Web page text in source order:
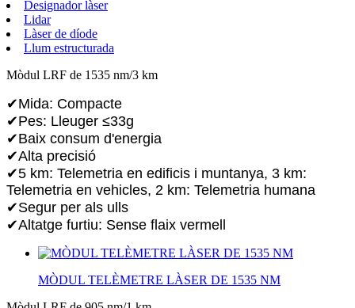
Designador làser
Lidar
Làser de díode
Llum estructurada
Mòdul LRF de 1535 nm/3 km
✔Mida: Compacte
✔Pes: Lleuger ≤33g
✔Baix consum d'energia
✔Alta precisió
✔5 km: Telemetria en edificis i muntanya, 3 km:
Telemetria en vehicles, 2 km: Telemetria humana
✔Segur per als ulls
✔Altatge furtiu: Sense flaix vermell
MÒDUL TELÈMETRE LÀSER DE 1535 NM